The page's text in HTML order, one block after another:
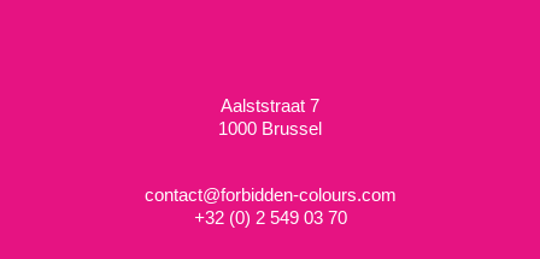
Aalststraat 7
1000 Brussel
contact@forbidden-colours.com
+32 (0) 2 549 03 70